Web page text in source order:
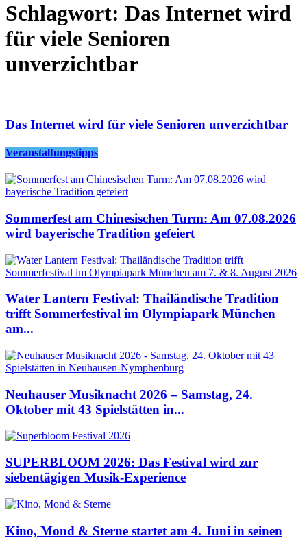
Schlagwort: Das Internet wird
für viele Senioren
unverzichtbar
Das Internet wird für viele Senioren unverzichtbar
Veranstaltungstipps
Sommerfest am Chinesischen Turm: Am 07.08.2026
wird bayerische Tradition gefeiert
Water Lantern Festival: Thailändische Tradition
trifft Sommerfestival im Olympiapark München
am...
Neuhauser Musiknacht 2026 – Samstag, 24.
Oktober mit 43 Spielstätten in...
SUPERBLOOM 2026: Das Festival wird zur
siebentägigen Musik-Experience
Kino, Mond & Sterne startet am 4. Juni in seinen